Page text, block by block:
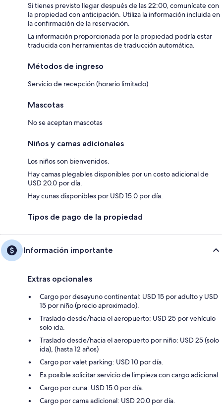
Si tienes previsto llegar después de las 22:00, comunícate con
la propiedad con anticipación. Utiliza la información incluida en
la confirmación de la reservación.
La información proporcionada por la propiedad podría estar
traducida con herramientas de traducción automática.
Métodos de ingreso
Servicio de recepción (horario limitado)
Mascotas
No se aceptan mascotas
Niños y camas adicionales
Los niños son bienvenidos.
Hay camas plegables disponibles por un costo adicional de
USD 20.0 por día.
Hay cunas disponibles por USD 15.0 por día.
Tipos de pago de la propiedad
Información importante
Extras opcionales
Cargo por desayuno continental: USD 15 por adulto y USD
15 por niño (precio aproximado).
Traslado desde/hacia el aeropuerto: USD 25 por vehículo
solo ida.
Traslado desde/hacia el aeropuerto por niño: USD 25 (solo
ida), (hasta 12 años)
Cargo por valet parking: USD 10 por día.
Es posible solicitar servicio de limpieza con cargo adicional.
Cargo por cuna: USD 15.0 por día.
Cargo por cama adicional: USD 20.0 por día.